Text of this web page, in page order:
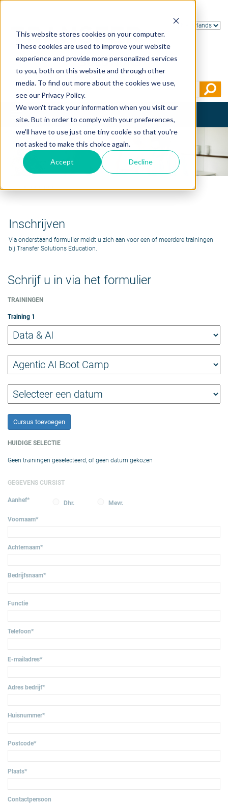
This website stores cookies on your computer.
These cookies are used to improve your website
experience and provide more personalized services
to you, both on this website and through other
media. To find out more about the cookies we use,
see our Privacy Policy.
We won't track your information when you visit our
site. But in order to comply with your preferences,
we'll have to use just one tiny cookie so that you're
not asked to make this choice again.
Accept Decline
navigation
Inschrijven
Via onderstaand formulier meldt u zich aan voor een of meerdere trainingen
bij Transfer Solutions Education.
Schrijf u in via het formulier
TRAININGEN
Training 1
Cursus toevoegen
HUIDIGE SELECTIE
Geen trainingen geselecteerd, of geen datum gekozen
GEGEVENS CURSIST
Aanhef* Dhr. Mevr.
Voornaam*
Achternaam*
Bedrijfsnaam*
Functie
Telefoon*
E-mailadres*
Adres bedrijf*
Huisnummer*
Postcode*
Plaats*
Contactpersoon